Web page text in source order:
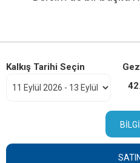
Kalkış Tarihi Seçin